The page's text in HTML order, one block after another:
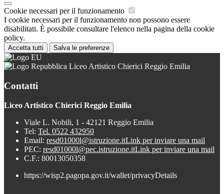
Cookie necessari per il funzionamento
I cookie necessari per il funzionamento non possono essere
disabilitati. È possibile consultare l'elenco nella pagina della cookie
policy.
Accetta tutti Salva le preferenze
Liceo Artistico Chierici Reggio Emilia
Contatti
Liceo Artistico Chierici Reggio Emilia
Viale L. Nobili, 1 - 42121 Reggio Emilia
Tel: Tel. 0522 432950
Email: resd01000l@istruzione.itLink per inviare una mail
PEC: resd01000l@pec.istruzione.itLink per inviare una mail
C.F.: 80013050358
https://wisp2.pagopa.gov.it/wallet/privacyDetails